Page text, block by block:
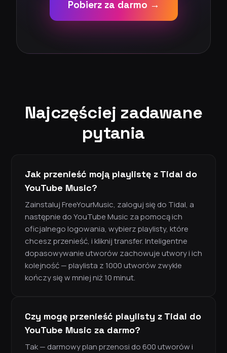
Pobierz za darmo →
Najczęściej zadawane
pytania
Jak przenieść moją playlistę z Tidal do
YouTube Music?
Zainstaluj FreeYourMusic, zaloguj się do Tidal, a
następnie do YouTube Music za pomocą ich
oficjalnego logowania, wybierz playlisty, które
chcesz przenieść, i kliknij transfer. Inteligentne
dopasowywanie utworów zachowuje utwory i ich
kolejność — playlista z 1000 utworów zwykle
kończy się w mniej niż 10 minut.
Czy mogę przenieść playlisty z Tidal do
YouTube Music za darmo?
Tak — darmowy plan przenosi do 600 utworów i